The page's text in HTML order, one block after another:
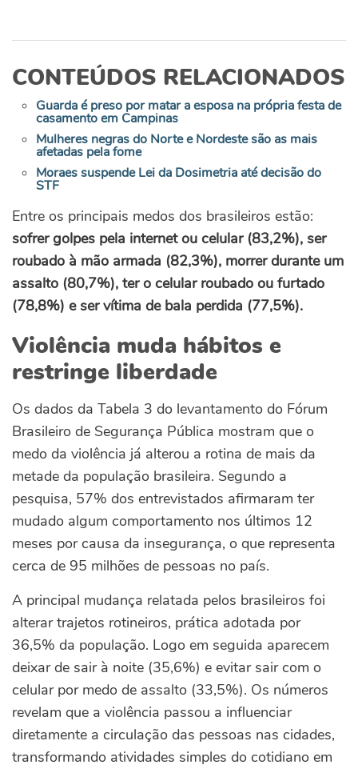
CONTEÚDOS RELACIONADOS
Guarda é preso por matar a esposa na própria festa de
casamento em Campinas
Mulheres negras do Norte e Nordeste são as mais
afetadas pela fome
Moraes suspende Lei da Dosimetria até decisão do
STF
Entre os principais medos dos brasileiros estão:
sofrer golpes pela internet ou celular (83,2%), ser
roubado à mão armada (82,3%), morrer durante um
assalto (80,7%), ter o celular roubado ou furtado
(78,8%) e ser vítima de bala perdida (77,5%).
Violência muda hábitos e
restringe liberdade
Os dados da Tabela 3 do levantamento do Fórum
Brasileiro de Segurança Pública mostram que o
medo da violência já alterou a rotina de mais da
metade da população brasileira. Segundo a
pesquisa, 57% dos entrevistados afirmaram ter
mudado algum comportamento nos últimos 12
meses por causa da insegurança, o que representa
cerca de 95 milhões de pessoas no país.
A principal mudança relatada pelos brasileiros foi
alterar trajetos rotineiros, prática adotada por
36,5% da população. Logo em seguida aparecem
deixar de sair à noite (35,6%) e evitar sair com o
celular por medo de assalto (33,5%). Os números
revelam que a violência passou a influenciar
diretamente a circulação das pessoas nas cidades,
transformando atividades simples do cotidiano em